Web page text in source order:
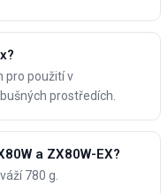
pro použití v
prostředích.
a ZX80W-EX?
780 g.